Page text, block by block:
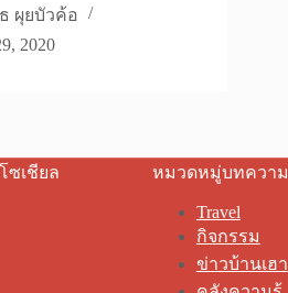
ผุยบัวค้อ
2020
ซเชียล หมวดหมู่บทความ
Travel
กิจกรรม
ข่าวบ้านเฮา